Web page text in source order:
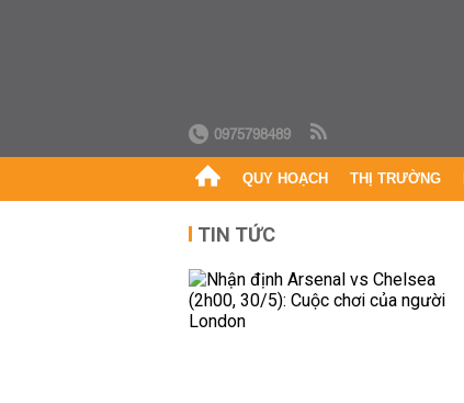
0975798489
QUY HOẠCH THỊ TRƯỜNG
TIN TỨC